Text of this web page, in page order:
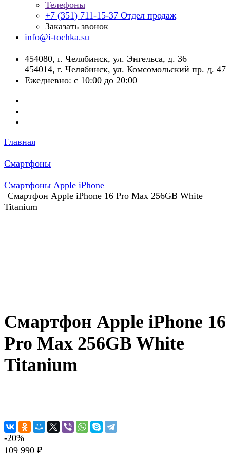
Телефоны
+7 (351) 711-15-37 Отдел продаж
Заказать звонок
info@i-tochka.su
​454080, г. Челябинск, ул. Энгельса, д. 36
454014, г. Челябинск, ул. Комсомольский пр. д. 47
Ежедневно: с 10:00 до 20:00
Главная
Смартфоны
Смартфоны Apple iPhone
Смартфон Apple iPhone 16 Pro Max 256GB White
Titanium
Смартфон Apple iPhone 16
Pro Max 256GB White
Titanium
-20%
109 990 ₽